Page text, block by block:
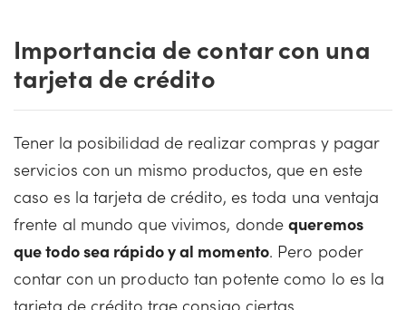
Importancia de contar con una
tarjeta de crédito
Tener la posibilidad de realizar compras y pagar
servicios con un mismo productos, que en este
caso es la tarjeta de crédito, es toda una ventaja
frente al mundo que vivimos, dondequeremos
que todo sea rápido y al momento. Pero poder
contar con un producto tan potente como lo es la
tarjeta de crédito trae consigo ciertas